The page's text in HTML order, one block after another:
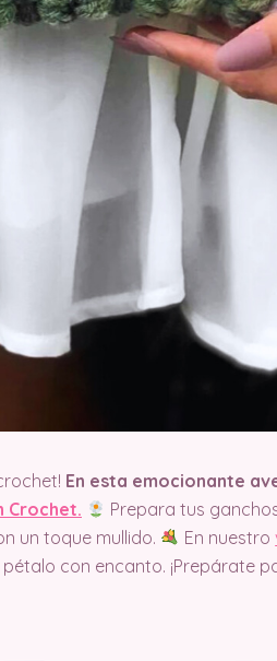
En esta emocionante
Crochet.
Prepara tus
un toque mullido.
En nuestro
con encanto. ¡Prepárate